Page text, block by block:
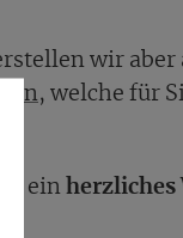
wir aber
, welche für
ein